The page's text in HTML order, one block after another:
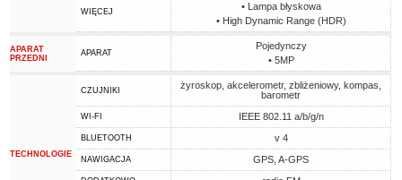
WIĘCEJ
• Lampa błyskowa
• High Dynamic Range (HDR)
APARAT
PRZEDNI
APARAT
Pojedynczy
• 5MP
TECHNOLOGIE
CZUJNIKI
żyroskop, akcelerometr, zbliżeniowy, kompas,
barometr
WI-FI IEEE 802.11 a/b/g/n
BLUETOOTH v 4
NAWIGACJA GPS, A-GPS